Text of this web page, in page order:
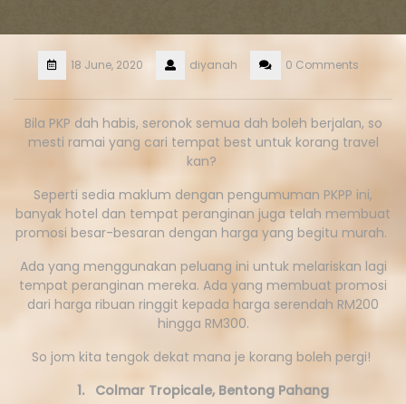
18 June, 2020 diyanah 0 Comments
Bila PKP dah habis, seronok semua dah boleh berjalan, so
mesti ramai yang cari tempat best untuk korang travel
kan?
Seperti sedia maklum dengan pengumuman PKPP ini,
banyak hotel dan tempat peranginan juga telah membuat
promosi besar-besaran dengan harga yang begitu murah.
Ada yang menggunakan peluang ini untuk melariskan lagi
tempat peranginan mereka. Ada yang membuat promosi
dari harga ribuan ringgit kepada harga serendah RM200
hingga RM300.
So jom kita tengok dekat mana je korang boleh pergi!
1. Colmar Tropicale, Bentong Pahang